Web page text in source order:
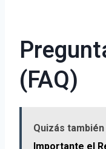
(FAQ)
Quizás
Importante el